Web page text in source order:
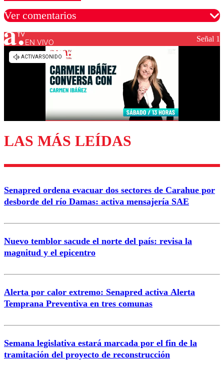
Ver comentarios
Los comentarios son moderados para garantizar un
diálogo respetuoso.
Enviar comentario
EN VIVO Señal 1
LAS MÁS LEÍDAS
Senapred ordena evacuar dos sectores de Carahue por
desborde del río Damas: activa mensajería SAE
Nuevo temblor sacude el norte del país: revisa la
magnitud y el epicentro
Alerta por calor extremo: Senapred activa Alerta
Temprana Preventiva en tres comunas
Semana legislativa estará marcada por el fin de la
tramitación del proyecto de reconstrucción